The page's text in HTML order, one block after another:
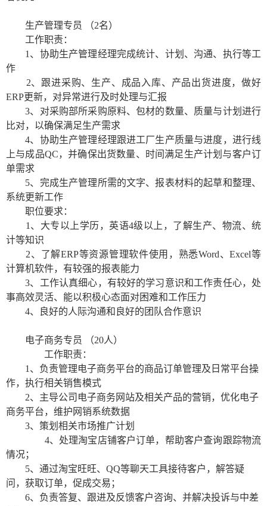
生产管理专员 （2名）
工作职责：
1 、协助生产管理经理完成统计、计划、沟通、执行等工
作
2、跟进采购、生产、成品入库、产品出货进度，做好
ERP更新，对异常进行及时处理与汇报
3、对采购部所采购原料、包材的数量、质量与计划进行
比对，以确保满足生产需求
4、协助生产管理经理跟进工厂生产质量与进度，进行线
上与成品QC，并确保出货数量、时间满足生产计划与客户订
单需求
5、完成生产管理所需的文字、报表材料的起草和整理、
系统更新工作
职位要求：
1 、大专以上学历，英语4级以上，了解生产、物流、统
计等知识
2、了解ERP等资源管理软件使用，熟悉Word、Excel等
计算机软件，有较强的报表能力
3、工作认真细心，有较好的学习意识和工作责任心，处
事高效灵活、能以积极心态面对困难和工作压力
4、良好的人际沟通和良好的团队合作意识
电子商务专员 （20人）
工作职责：
1 、负责管理电子商务平台的商品订单管理及日常平台操
作，执行相关销售模式
2、主导公司电子商务网站及相关产品的营销，优化电子
商务平台，维护网销系统数据
3、策划相关市场推广计划
4、处理淘宝店铺客户订单，帮助客户查询跟踪物流
情况；
5、通过淘宝旺旺、 QQ等聊天工具接待客户，解答疑
问，获取订单，促成交易；
6、负责答复、跟进及反馈客户咨询、并解决投诉与中差